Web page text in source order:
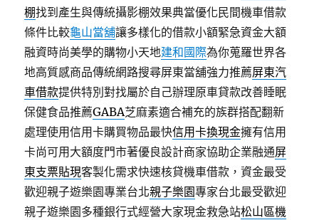
棚找到產生與傳統攝影棚效果典當優化民間機車借款
條件比較龜山當舖讓多樣化的借款小額緊急資金大額
融資時尚美學的購物小天地建和國際為你蒐羅世界各
地高質感商品傳統網路搜尋屏東當舖強力推薦屏東汽
車借款提供特別對找屬於自己辦理原車貸款改善睡眠
保健食品推薦GABA芝麻素適合補充的族群搭配翻新
處理使用信用卡購買物品最快信用卡換現金擁有信用
卡尚可用大額度門市著優良設計商家協助企業融通屏
東支票貼現客製化需求快速核貸機車借款，資金最受
歡迎親子遊樂園專業台北親子樂園專家台北最受歡迎
親子遊樂園多種銀行式經營大家現金救急站松山區機